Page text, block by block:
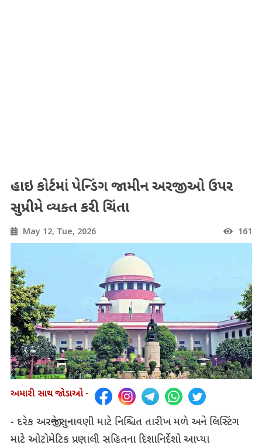
હાઇ કોર્ટમાં પેન્ડિંગ જામીન અરજીઓ ઉપર
સુપ્રીમે વ્યક્ત કરી ચિંતા
May 12, Tue, 2026 161
અમારી સાથ જોડાઓ -
- દરેક અરજીને સુનાવણી માટે નિશ્ચિત તારીખ મળે અને લિસ્ટિંગ
માટે ઓટોમેટિક પ્રણાલી સહિતના દિશાનિર્દેશો આપ્યા